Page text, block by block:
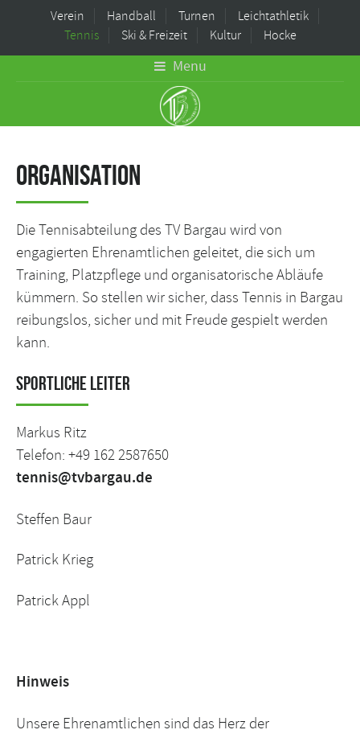
Verein Handball Turnen
Leichtathletik
Tennis
Ski & Freizeit Kultur Hocke
Menu
Organisation
Die Tennisabteilung des TV Bargau wird von
engagierten Ehrenamtlichen geleitet, die sich um
Training, Platzpflege und organisatorische Abläufe
kümmern. So stellen wir sicher, dass Tennis in Bargau
reibungslos, sicher und mit Freude gespielt werden
kann.
Sportliche Leiter
Markus Ritz
Telefon: +49 162 2587650
tennis@tvbargau.de
Steffen Baur
Patrick Krieg
Patrick Appl
Hinweis
Unsere Ehrenamtlichen sind das Herz der